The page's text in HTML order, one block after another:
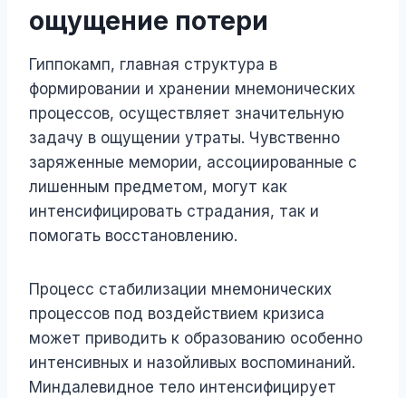
ощущение потери
Гиппокамп, главная структура в
формировании и хранении мнемонических
процессов, осуществляет значительную
задачу в ощущении утраты. Чувственно
заряженные мемории, ассоциированные с
лишенным предметом, могут как
интенсифицировать страдания, так и
помогать восстановлению.
Процесс стабилизации мнемонических
процессов под воздействием кризиса
может приводить к образованию особенно
интенсивных и назойливых воспоминаний.
Миндалевидное тело интенсифицирует